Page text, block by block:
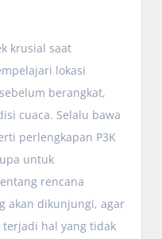
krusial saat
lokasi
berangkat,
cuaca. Selalu bawa
perlengkapan P3K
untuk
rencana
akan dikunjungi, agar
hal yang tidak